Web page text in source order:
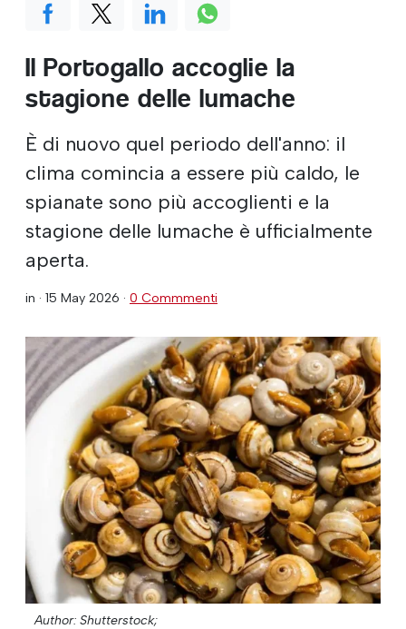
Il Portogallo accoglie la
stagione delle lumache
È di nuovo quel periodo dell'anno: il
clima comincia a essere più caldo, le
spianate sono più accoglienti e la
stagione delle lumache è ufficialmente
aperta.
in · 15 May 2026 · 0 Commmenti
Author: Shutterstock;